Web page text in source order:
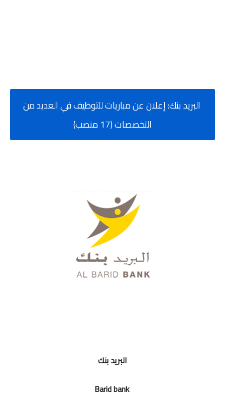
البريد بنك: إعلان عن مباريات للتوظيف في العديد من
التخصصات (17 منصب)
البريد بنك
Barid bank